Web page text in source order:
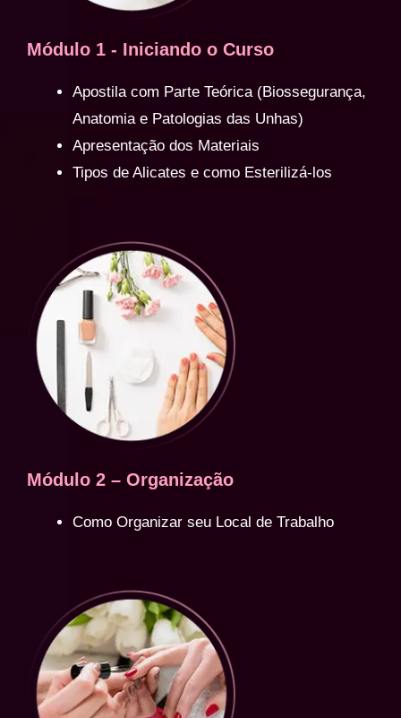
Módulo 1 - Iniciando o Curso
Apostila com Parte Teórica (Biossegurança,
Anatomia e Patologias das Unhas)
Apresentação dos Materiais
Tipos de Alicates e como Esterilizá-los
Módulo 2 – Organização
Como Organizar seu Local de Trabalho